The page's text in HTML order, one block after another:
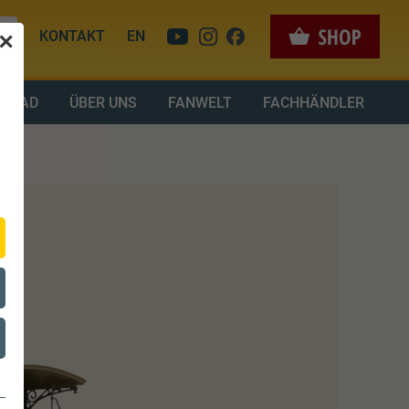
KONTAKT EN
ÜBER UNS FANWELT FACHHÄNDLER